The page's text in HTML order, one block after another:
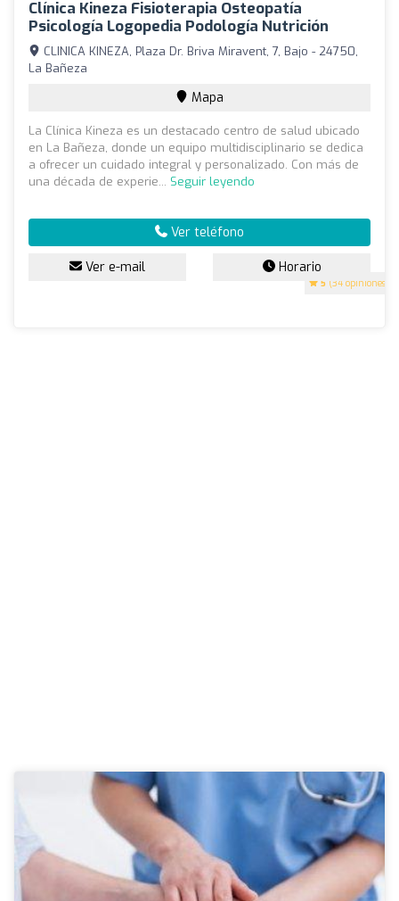
Clínica Kineza Fisioterapia Osteopatía
Psicología Logopedia Podología Nutrición
5 (34 opiniones)
CLINICA KINEZA, Plaza Dr. Briva Miravent, 7, Bajo - 24750,
La Bañeza
Mapa
La Clínica Kineza es un destacado centro de salud ubicado
en La Bañeza, donde un equipo multidisciplinario se dedica
a ofrecer un cuidado integral y personalizado. Con más de
una década de experie... Seguir leyendo
Ver teléfono
Ver e-mail Horario